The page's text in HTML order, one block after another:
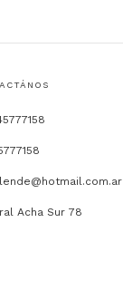
Acha Sur 78